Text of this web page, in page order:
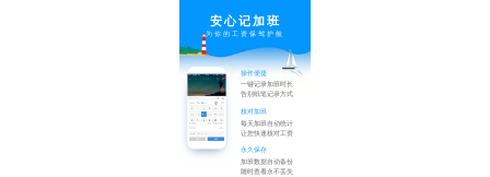
安心记加班
为你的工资保驾护航
操作便捷
一键记录加班时长
告别纸笔记录方式
核对加班
每天加班自动统计
让您快速核对工资
永久保存
加班数据自动备份
随时查看永不丢失